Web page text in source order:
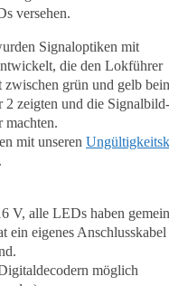
versehen.
Signaloptiken mit
die den Lokführer
zwischen grün und gelb
zeigten und die Signalbild-
machten.
mit unseren
V, alle LEDs haben
ein eigenes
möglich